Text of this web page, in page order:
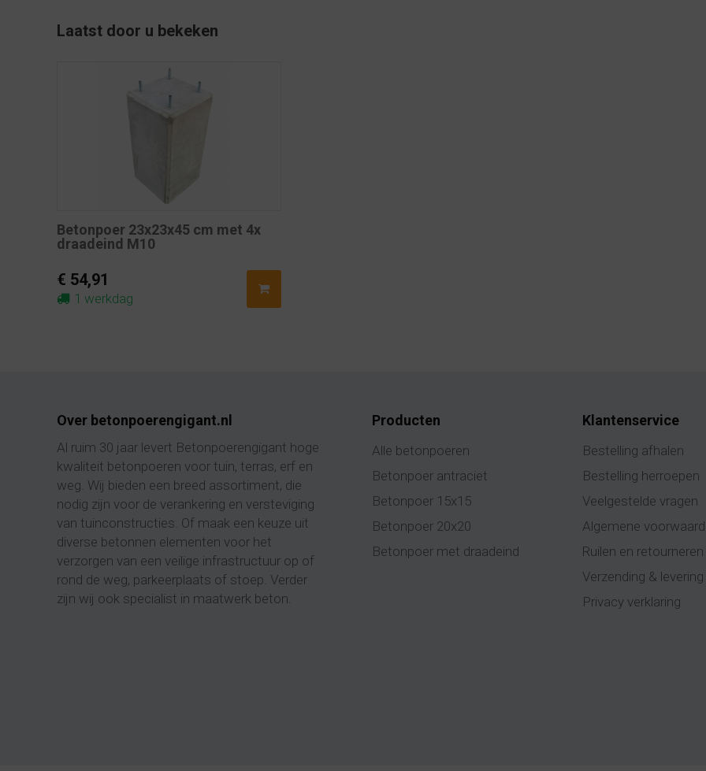
Laatst door u bekeken
Betonpoer 23x23x45 cm met 4x
draadeind M10
€ 54,91
1 werkdag
Over betonpoerengigant.nl
Al ruim 30 jaar levert Betonpoerengigant hoge
kwaliteit betonpoeren voor tuin, terras, erf en
weg. Wij bieden een breed assortiment, die
nodig zijn voor de verankering en versteviging
van tuinconstructies. Of maak een keuze uit
diverse betonnen elementen voor het
verzorgen van een veilige infrastructuur op of
rond de weg, parkeerplaats of stoep. Verder
zijn wij ook specialist in maatwerk beton.
Producten
Alle betonpoeren
Betonpoer antraciet
Betonpoer 15x15
Betonpoer 20x20
Betonpoer met draadeind
Klantenservice
Bestelling afhalen
Bestelling herroepen
Veelgestelde vragen
Algemene
Ruilen en retourneren
Verzending & levering
Privacy verklaring